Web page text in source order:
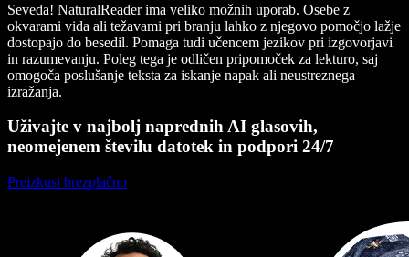
Seveda! NaturalReader ima veliko možnih uporab. Osebe z
okvarami vida ali težavami pri branju lahko z njegovo pomočjo lažje
dostopajo do besedil. Pomaga tudi učencem jezikov pri izgovorjavi
in razumevanju. Poleg tega je odličen pripomoček za lekturo, saj
omogoča poslušanje teksta za iskanje napak ali neustreznega
izražanja.
Uživajte v najbolj naprednih AI glasovih,
neomejenem številu datotek in podpori 24/7
Preizkusi brezplačno